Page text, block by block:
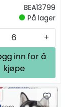
BEA13799
På lager
+
inn for å
kjøpe